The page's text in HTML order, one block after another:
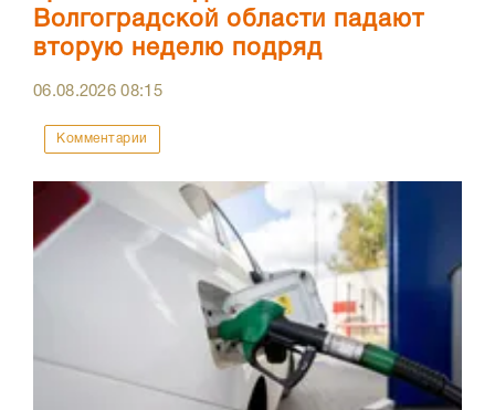
Волгоградской области падают
вторую неделю подряд
06.08.202608:15
Комментарии